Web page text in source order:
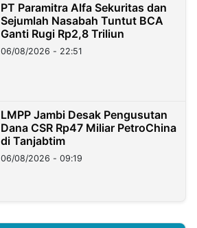
PT Paramitra Alfa Sekuritas dan
Sejumlah Nasabah Tuntut BCA
Ganti Rugi Rp2,8 Triliun
06/08/2026 - 22:51
LMPP Jambi Desak Pengusutan
Dana CSR Rp47 Miliar PetroChina
di Tanjabtim
06/08/2026 - 09:19